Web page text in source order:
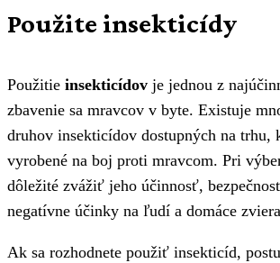
Použite insekticídy
Použitie insekticídov je jednou z
zbavenie sa mravcov v byte. Existuje
druhov insekticídov dostupných na trhu,
vyrobené na boj proti mravcom. Pri
dôležité zvážiť jeho účinnosť,
negatívne účinky na ľudí a domáce
Ak sa rozhodnete použiť insekticíd,